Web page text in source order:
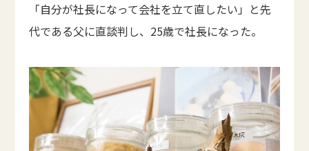
「自分が社長になって会社を立て直したい」と先
代である父に直談判し、25歳で社長になった。